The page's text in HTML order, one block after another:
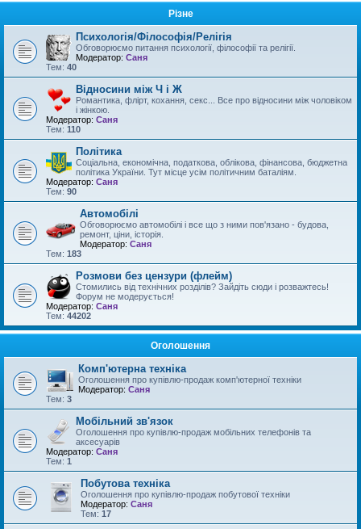
Різне
Психологія/Філософія/Релігія
Обговорюємо питання психології, філософії та релігії.
Модератор: Саня
Тем: 40
Відносини між Ч і Ж
Романтика, флірт, кохання, секс... Все про відносини між чоловіком
і жінкою.
Модератор: Саня
Тем: 110
Політика
Соціальна, економічна, податкова, облікова, фінансова, бюджетна
політика України. Тут місце усім політичним баталіям.
Модератор: Саня
Тем: 90
Автомобілі
Обговорюємо автомобілі і все що з ними пов'язано - будова,
ремонт, ціни, історія.
Модератор: Саня
Тем: 183
Розмови без цензури (флейм)
Стомились від технічних розділів? Зайдіть сюди і розважтесь!
Форум не модерується!
Модератор: Саня
Тем: 44202
Оголошення
Комп'ютерна техніка
Оголошення про купівлю-продаж комп'ютерної техніки
Модератор: Саня
Тем: 3
Мобільний зв'язок
Оголошення про купівлю-продаж мобільних телефонів та
аксесуарів
Модератор: Саня
Тем: 1
Побутова техніка
Оголошення про купівлю-продаж побутової техніки
Модератор: Саня
Тем: 17